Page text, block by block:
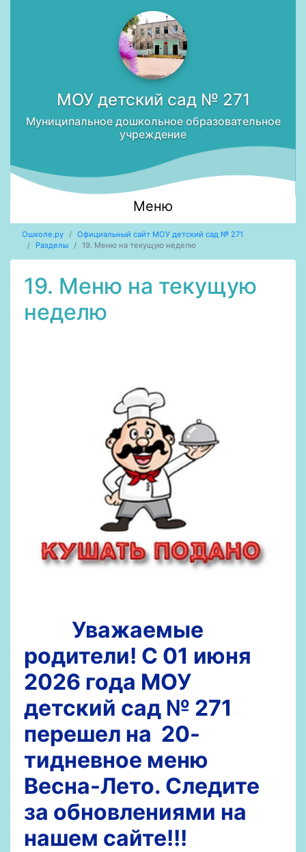
МОУ детский сад № 271
Муниципальное дошкольное образовательное
учреждение
Меню
Ошколе.ру
Официальный сайт МОУ детский сад № 271
Разделы
19. Меню на текущую неделю
19. Меню на текущую
неделю
Уважаемые
родители! С 01 июня
2026 года МОУ
детский сад № 271
перешел на 20-
тидневное меню
Весна-Лето. Следите
за обновлениями на
нашем сайте!!!